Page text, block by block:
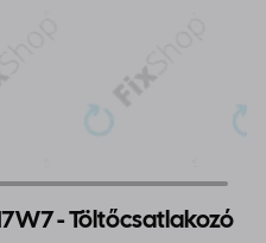
- Töltőcsatlakozó